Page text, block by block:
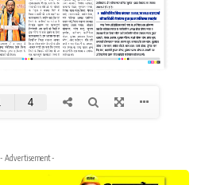
- Advertisement -